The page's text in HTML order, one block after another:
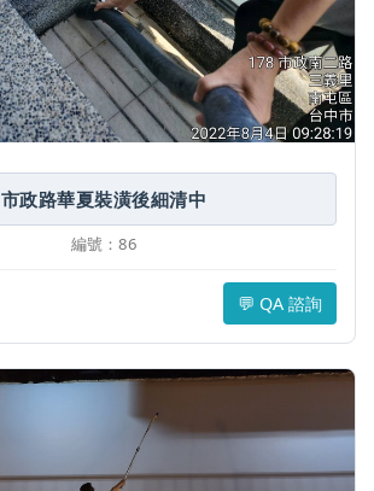
市政路華夏裝潢後細清中
編號：86
💬 QA 諮詢